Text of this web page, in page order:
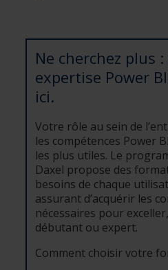
Ne cherchez plus
expertise Power
ici.
Votre rôle au sein de
les compétences Power
les plus utiles. Le
Daxel propose des
besoins de chaque
assurant d’acquérir les
nécessaires pour
débutant ou expert.
Comment choisir votre